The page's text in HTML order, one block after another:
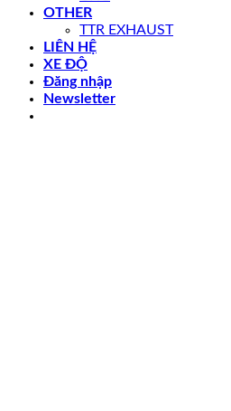
OTHER
TTR EXHAUST
LIÊN HỆ
XE ĐỘ
Đăng nhập
Newsletter